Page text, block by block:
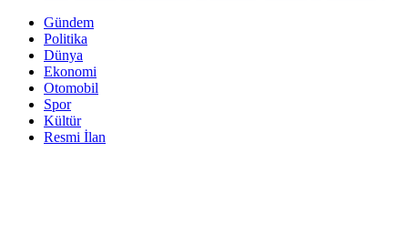
Gündem
Politika
Dünya
Ekonomi
Otomobil
Spor
Kültür
Resmi İlan